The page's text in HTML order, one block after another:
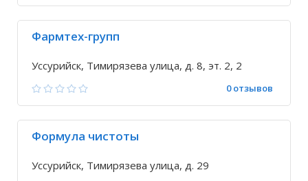
Фармтех-групп
Уссурийск, Тимирязева улица, д. 8, эт. 2, 2
0 отзывов
Формула чистоты
Уссурийск, Тимирязева улица, д. 29